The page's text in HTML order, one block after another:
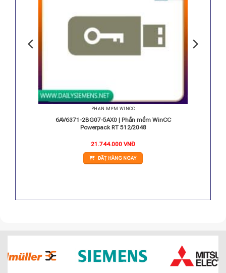
PHẦN MỀM WINCC
6AV6371-2BG07-5AX0 | Phần mềm WinCC
Powerpack RT 512/2048
21.744.000 VNĐ
ĐẶT HÀNG NGAY